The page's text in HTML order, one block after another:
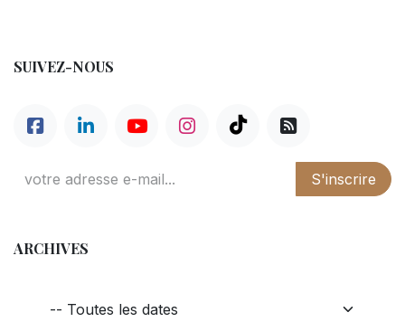
SUIVEZ-NOUS
S'inscrire
ARCHIVES